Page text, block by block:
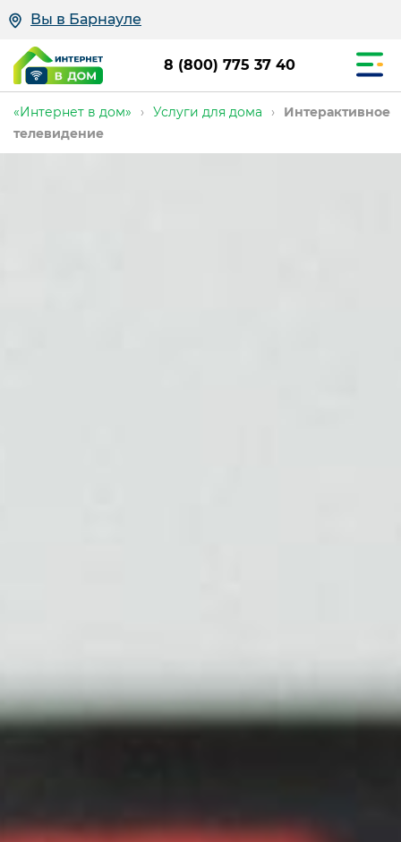
Вы в Барнауле
8 (800) 775 37 40
«Интернет в дом» › Услуги для дома ›
Интерактивное
телевидение